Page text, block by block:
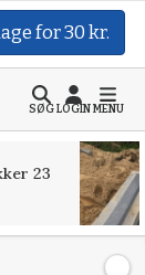
for 30 kr.
SØGLOGINMENU
23